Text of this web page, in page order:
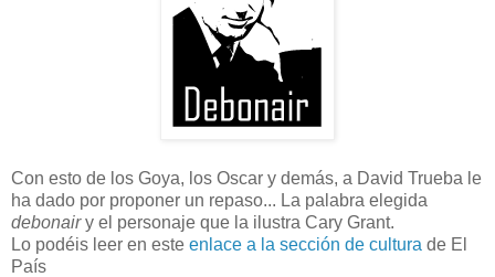
Con esto de los Goya, los Oscar y demás, a David Trueba le
ha dado por proponer un repaso... La palabra elegida
debonairy el personaje que la ilustra Cary Grant.
Lo podéis leer en este enlace a la sección de cultura de El
País